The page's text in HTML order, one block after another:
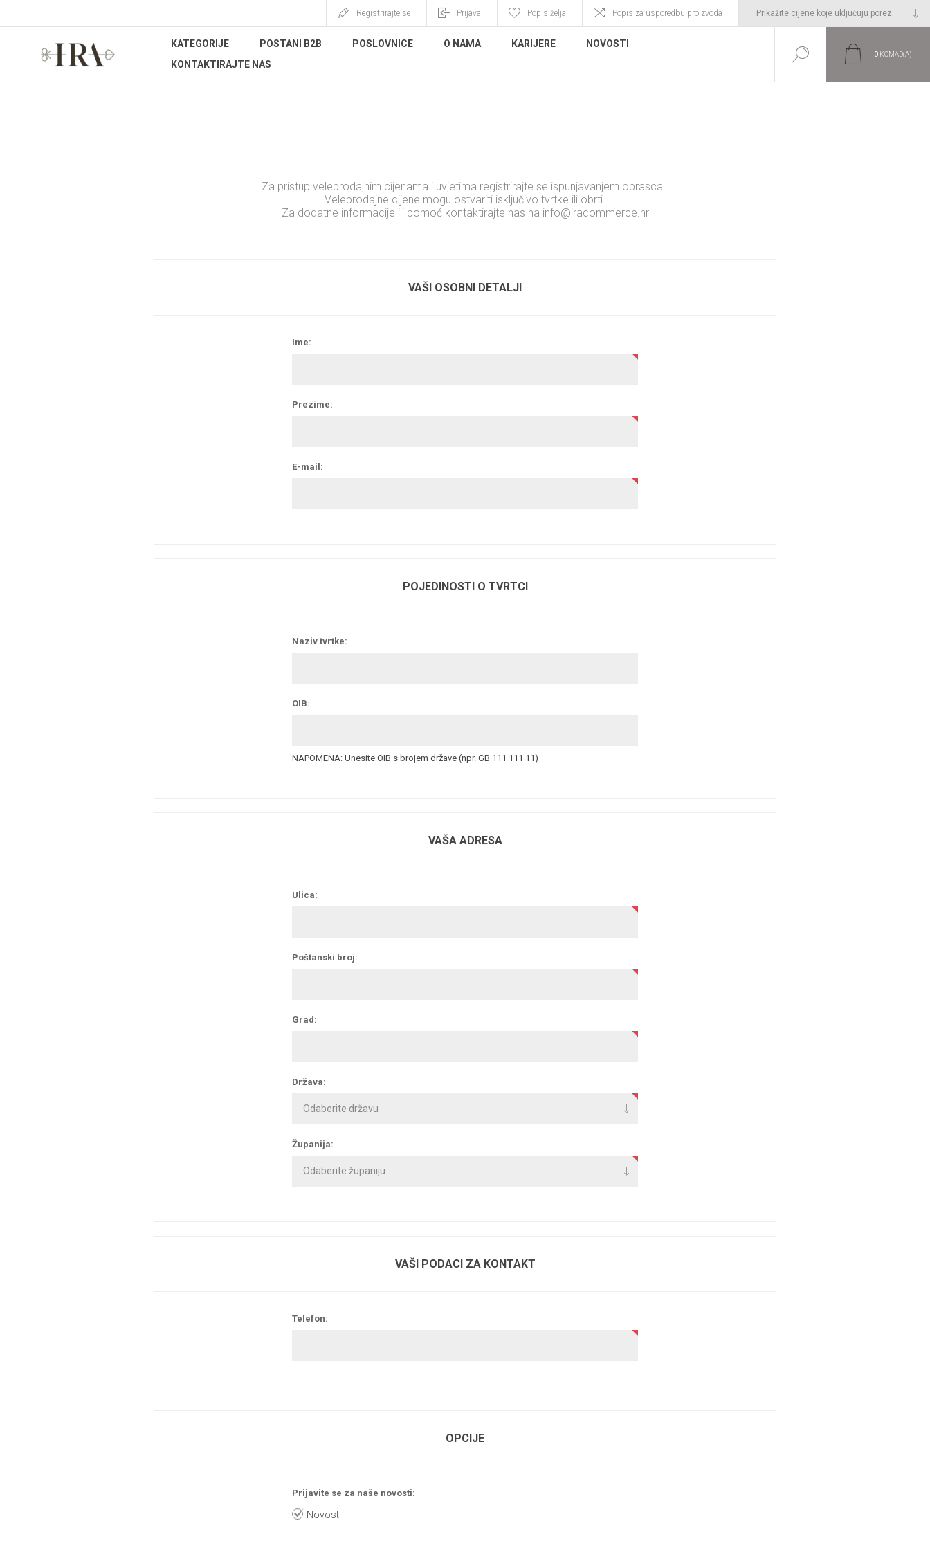
Registrirajte se Prijava Popis želja Popis za usporedbu proizvoda
KATEGORIJE POSTANI B2B POSLOVNICE O NAMA KARIJERE
NOVOSTI
KONTAKTIRAJTE NAS
0 KOMAD(A)
Za pristup veleprodajnim cijenama i uvjetima registrirajte se ispunjavanjem obrasca.
Veleprodajne cijene mogu ostvariti isključivo tvrtke ili obrti.
Za dodatne informacije ili pomoć kontaktirajte nas na info@iracommerce.hr
VAŠI OSOBNI DETALJI
Ime:
Prezime:
E-mail:
POJEDINOSTI O TVRTCI
Naziv tvrtke:
OIB:
NAPOMENA: Unesite OIB s brojem države (npr. GB 111 111 11)
VAŠA ADRESA
Ulica:
Poštanski broj:
Grad:
Država:
Županija:
VAŠI PODACI ZA KONTAKT
Telefon:
OPCIJE
Prijavite se za naše novosti:
Novosti